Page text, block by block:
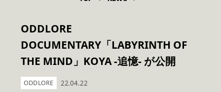
ODDLORE
DOCUMENTARY「LABYRINTH OF
THE MIND」KOYA -追憶- が公開
ODDLORE 22.04.22